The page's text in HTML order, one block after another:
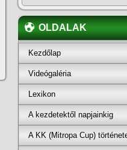
OLDALAK
Kezdőlap
Videógaléria
Lexikon
A kezdetektől napjainkig
A KK (Mitropa Cup)